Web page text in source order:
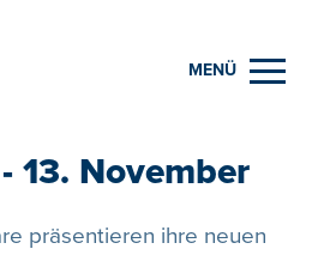
MENÜ
13. November
präsentieren ihre neuen